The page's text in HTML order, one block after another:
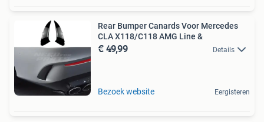
Rear Bumper Canards Voor Mercedes
CLA X118/C118 AMG Line &
€ 49,99 Details
Bezoek website Eergisteren